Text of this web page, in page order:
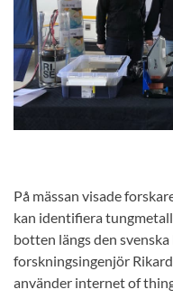
På mässan visade
kan identifiera
botten längs den
forskningsingenjör
använder internet of